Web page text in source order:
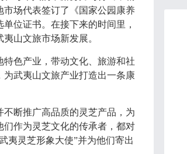
场代表签订了《国家公园康养
位证书。在接下来的时间里，
山文旅市场新发展。
色产业，带动文化、旅游和社
武夷山文旅产业打造出一条康
断推广高品质的灵芝产品，为
作为灵芝文化的传承者，都对
夷灵芝形象大使”并为他们寄出